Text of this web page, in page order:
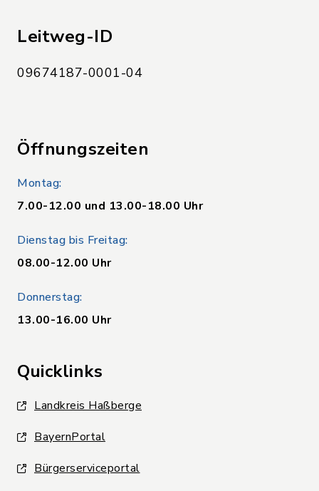
Leitweg-ID
09674187-0001-04
Öffnungszeiten
Montag:
7.00-12.00 und 13.00-18.00 Uhr
Dienstag bis Freitag:
08.00-12.00 Uhr
Donnerstag:
13.00-16.00 Uhr
Quicklinks
Landkreis Haßberge
BayernPortal
Bürgerserviceportal